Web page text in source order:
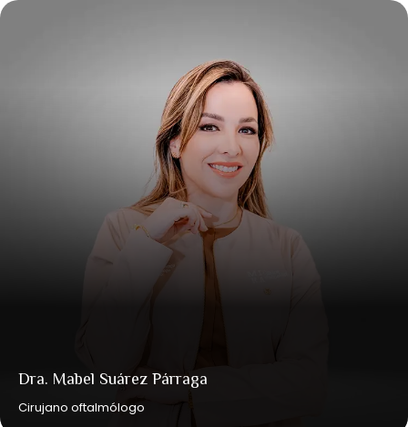
Dra. Mabel Suárez Párraga
Cirujano oftalmólogo